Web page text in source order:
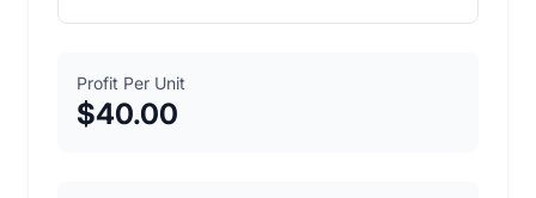
Profit Per Unit
$40.00